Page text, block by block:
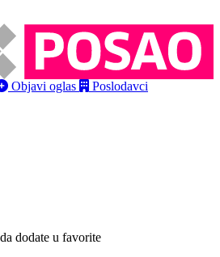
Objavi oglas Poslodavci
dodate u favorite